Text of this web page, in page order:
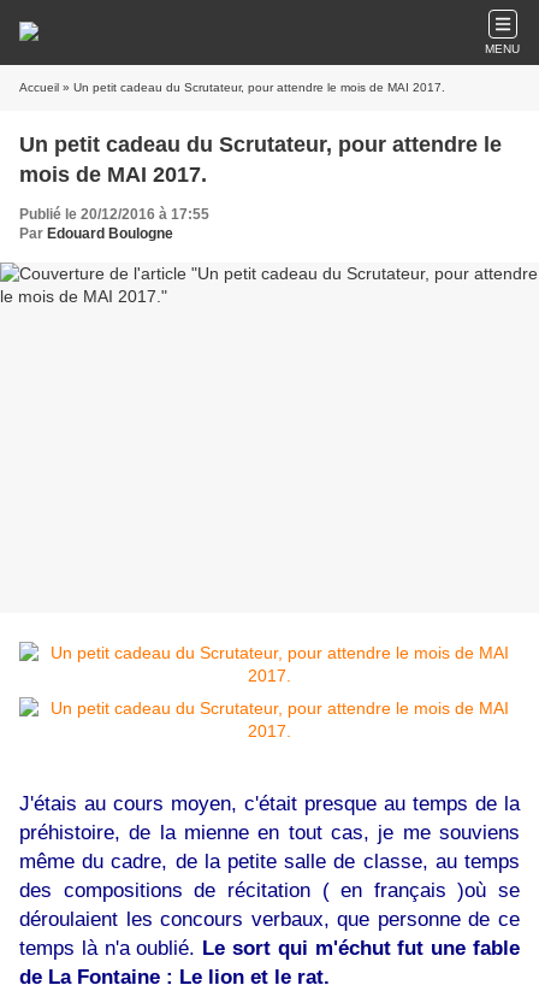
MENU
Accueil » Un petit cadeau du Scrutateur, pour attendre le mois de MAI 2017.
Un petit cadeau du Scrutateur, pour attendre le
mois de MAI 2017.
Publié le 20/12/2016 à 17:55
Par Edouard Boulogne
J'étais au cours moyen, c'était presque au temps de la
préhistoire, de la mienne en tout cas, je me souviens
même du cadre, de la petite salle de classe, au temps
des compositions de récitation ( en français )où se
déroulaient les concours verbaux, que personne de ce
temps là n'a oublié. Le sort qui m'échut fut une fable
de La Fontaine : Le lion et le rat.